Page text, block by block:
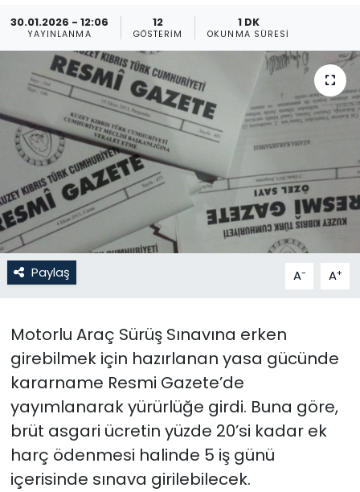
30.01.2026 - 12:06
YAYINLANMA
12
GÖSTERIM
1 DK
OKUNMA SÜRESI
Paylaş A- A+
Motorlu Araç Sürüş Sınavına erken
girebilmek için hazırlanan yasa gücünde
kararname Resmi Gazete’de
yayımlanarak yürürlüğe girdi. Buna göre,
brüt asgari ücretin yüzde 20’si kadar ek
harç ödenmesi halinde 5 iş günü
içerisinde sınava girilebilecek.
Kültür Sanat
Magazin
Moda
Nöbetçi Eczaneler
Otomobil Dünyası
Politika
SAĞLIK
Teknoloji
TÜRKiYE
Video Galeri
YAŞAM